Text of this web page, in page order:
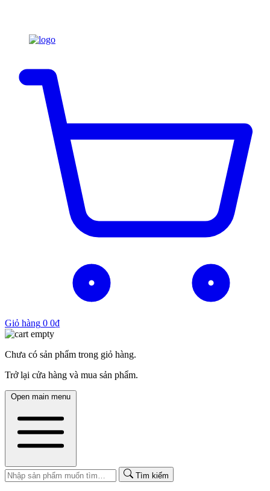
Giỏ hàng 0 0₫
Chưa có sản phẩm trong giỏ hàng.
Trở lại cửa hàng và mua sản phẩm.
Open main menu
Tìm kiếm